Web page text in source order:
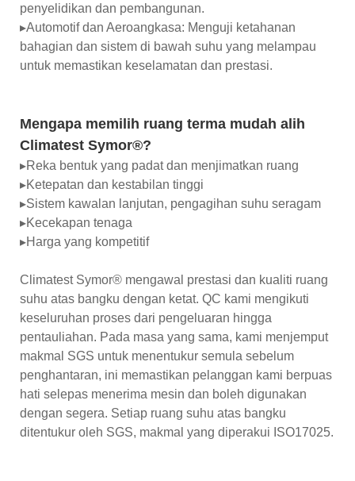
penyelidikan dan pembangunan.
▸Automotif dan Aeroangkasa: Menguji ketahanan
bahagian dan sistem di bawah suhu yang melampau
untuk memastikan keselamatan dan prestasi.
Mengapa memilih ruang terma mudah alih
Climatest Symor®?
▸Reka bentuk yang padat dan menjimatkan ruang
▸Ketepatan dan kestabilan tinggi
▸Sistem kawalan lanjutan, pengagihan suhu seragam
▸Kecekapan tenaga
▸Harga yang kompetitif
Climatest Symor® mengawal prestasi dan kualiti ruang
suhu atas bangku dengan ketat. QC kami mengikuti
keseluruhan proses dari pengeluaran hingga
pentauliahan. Pada masa yang sama, kami menjemput
makmal SGS untuk menentukur semula sebelum
penghantaran, ini memastikan pelanggan kami berpuas
hati selepas menerima mesin dan boleh digunakan
dengan segera. Setiap ruang suhu atas bangku
ditentukur oleh SGS, makmal yang diperakui ISO17025.